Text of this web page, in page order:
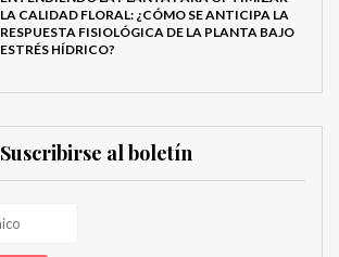
LA CALIDAD FLORAL: ¿CÓMO SE ANTICIPA LA
RESPUESTA FISIOLÓGICA DE LA PLANTA BAJO
ESTRÉS HÍDRICO?
Suscribirse al boletín